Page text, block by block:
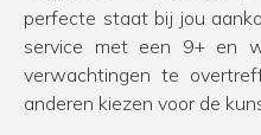
perfecte staat bij jou
service met een 9+ en
verwachtingen te
anderen kiezen voor de